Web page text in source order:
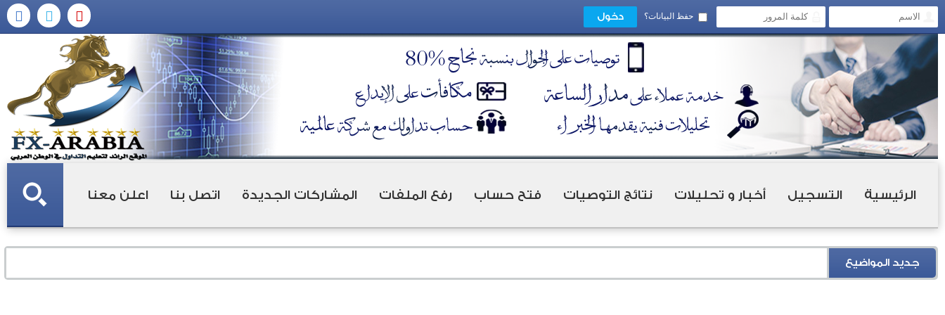
حفظ البيانات؟
الرئيسية التسجيل أخبار و تحليلات نتائج التوصيات فتح حساب رفع الملفات المشاركات الجديدة اتصل بنا اعلن معنا
جديد المواضيع